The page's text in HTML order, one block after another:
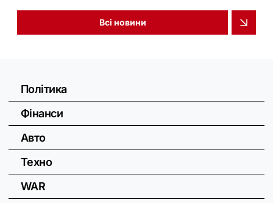
Всі новини
Політика
Фінанси
Авто
Техно
WAR